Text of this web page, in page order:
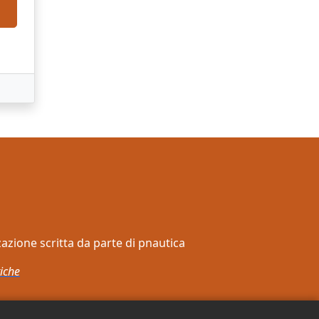
scritta da parte di pnautica